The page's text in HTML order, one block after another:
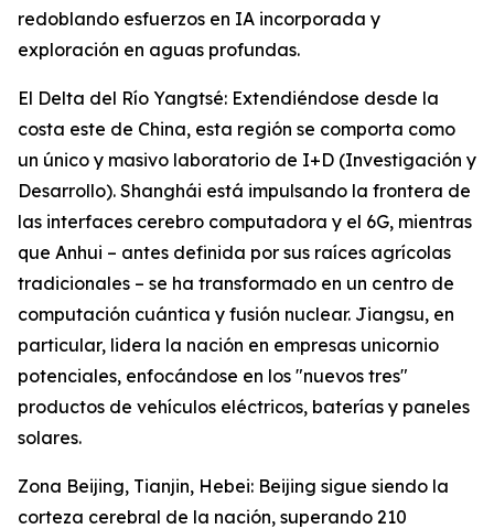
redoblando esfuerzos en IA incorporada y
exploración en aguas profundas.
El Delta del Río Yangtsé: Extendiéndose desde la
costa este de China, esta región se comporta como
un único y masivo laboratorio de I+D (Investigación y
Desarrollo). Shanghái está impulsando la frontera de
las interfaces cerebro computadora y el 6G, mientras
que Anhui – antes definida por sus raíces agrícolas
tradicionales – se ha transformado en un centro de
computación cuántica y fusión nuclear. Jiangsu, en
particular, lidera la nación en empresas unicornio
potenciales, enfocándose en los "nuevos tres"
productos de vehículos eléctricos, baterías y paneles
solares.
Zona Beijing, Tianjin, Hebei: Beijing sigue siendo la
corteza cerebral de la nación, superando 210